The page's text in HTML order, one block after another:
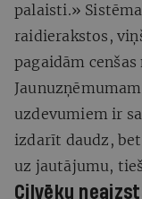
palaisti.»
raidierakstos,
pagaidām
uzdevumiem ir
izdarīt daudz,
uz jautājumu,
Cilvēku